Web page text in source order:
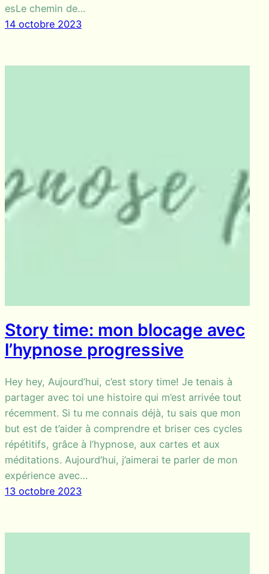
esLe chemin de…
14 octobre 2023
Story time: mon blocage avec
l’hypnose progressive
Hey hey, Aujourd’hui, c’est story time! Je tenais à
partager avec toi une histoire qui m’est arrivée tout
récemment. Si tu me connais déjà, tu sais que mon
but est de t’aider à comprendre et briser ces cycles
répétitifs, grâce à l’hypnose, aux cartes et aux
méditations. Aujourd’hui, j’aimerai te parler de mon
expérience avec…
13 octobre 2023